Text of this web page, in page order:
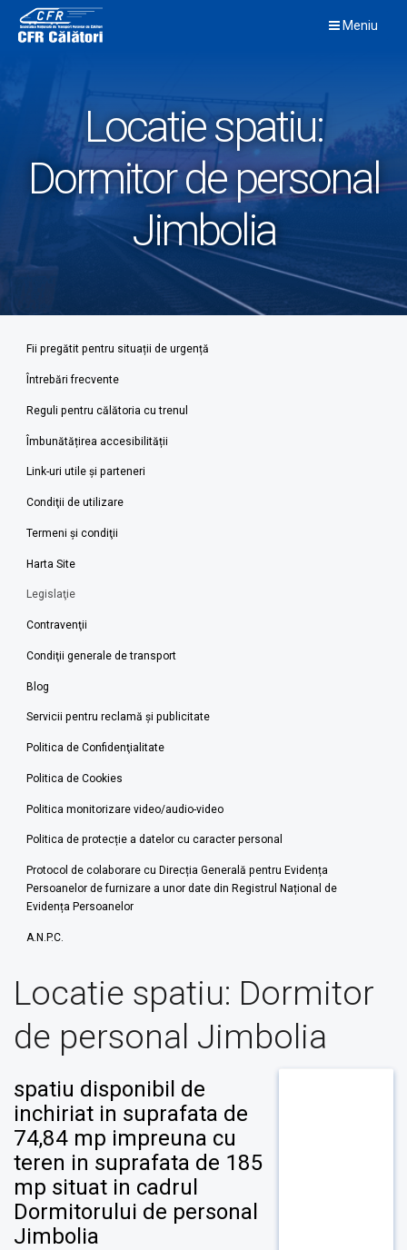
content
Meniu
Locatie spatiu:
Dormitor de personal
Jimbolia
Fii pregătit pentru situații de urgență
Întrebări frecvente
Reguli pentru călătoria cu trenul
Îmbunătățirea accesibilității
Link-uri utile şi parteneri
Condiţii de utilizare
Termeni şi condiţii
Harta Site
Legislaţie
Contravenţii
Condiţii generale de transport
Blog
Servicii pentru reclamă și publicitate
Politica de Confidenţialitate
Politica de Cookies
Politica monitorizare video/audio-video
Politica de protecție a datelor cu caracter personal
Protocol de colaborare cu Direcția Generală pentru Evidența
Persoanelor de furnizare a unor date din Registrul Național de
Evidența Persoanelor
A.N.P.C.
Locatie spatiu: Dormitor
de personal Jimbolia
spatiu disponibil de
inchiriat in suprafata de
74,84 mp impreuna cu
teren in suprafata de 185
mp situat in cadrul
Dormitorului de personal
Jimbolia